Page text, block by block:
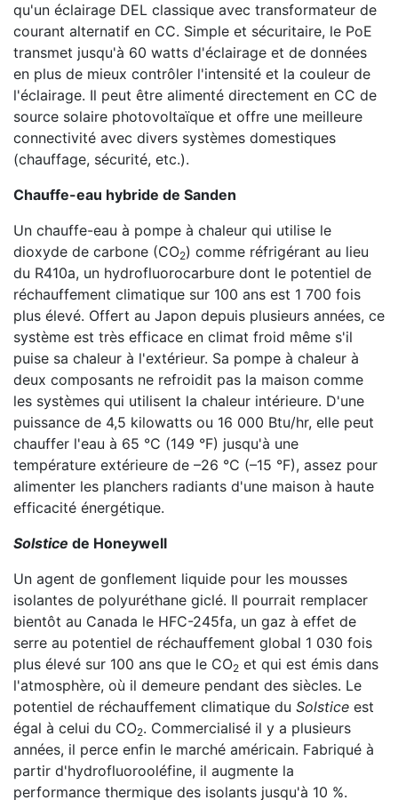
qu'un éclairage DEL classique avec transformateur de
courant alternatif en CC. Simple et sécuritaire, le PoE
transmet jusqu'à 60 watts d'éclairage et de données
en plus de mieux contrôler l'intensité et la couleur de
l'éclairage. Il peut être alimenté directement en CC de
source solaire photovoltaïque et offre une meilleure
connectivité avec divers systèmes domestiques
(chauffage, sécurité, etc.).
Chauffe-eau hybride de Sanden
Un chauffe-eau à pompe à chaleur qui utilise le
dioxyde de carbone (CO2) comme réfrigérant au lieu
du R410a, un hydrofluorocarbure dont le potentiel de
réchauffement climatique sur 100 ans est 1 700 fois
plus élevé. Offert au Japon depuis plusieurs années, ce
système est très efficace en climat froid même s'il
puise sa chaleur à l'extérieur. Sa pompe à chaleur à
deux composants ne refroidit pas la maison comme
les systèmes qui utilisent la chaleur intérieure. D'une
puissance de 4,5 kilowatts ou 16 000 Btu/hr, elle peut
chauffer l'eau à 65 °C (149 °F) jusqu'à une
température extérieure de –26 °C (–15 °F), assez pour
alimenter les planchers radiants d'une maison à haute
efficacité énergétique.
Solstice de Honeywell
Un agent de gonflement liquide pour les mousses
isolantes de polyuréthane giclé. Il pourrait remplacer
bientôt au Canada le HFC-245fa, un gaz à effet de
serre au potentiel de réchauffement global 1 030 fois
plus élevé sur 100 ans que le CO2 et qui est émis dans
l'atmosphère, où il demeure pendant des siècles. Le
potentiel de réchauffement climatique du Solstice est
égal à celui du CO2. Commercialisé il y a plusieurs
années, il perce enfin le marché américain. Fabriqué à
partir d'hydrofluorooléfine, il augmente la
performance thermique des isolants jusqu'à 10 %.